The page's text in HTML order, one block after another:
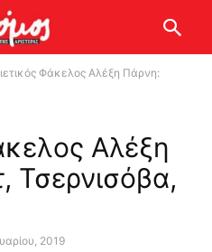
Φάκελος Αλέξη Πάρνη:
Αλέξη
Τσερνισόβα,
2019